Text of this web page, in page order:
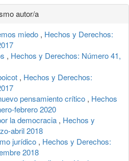
autor/a
miedo , Hechos y Derechos:
, Hechos y Derechos: Número 41,
, Hechos y Derechos:
pensamiento crítico , Hechos
febrero 2020
la democracia , Hechos y
abril 2018
jurídico , Hechos y Derechos:
2018